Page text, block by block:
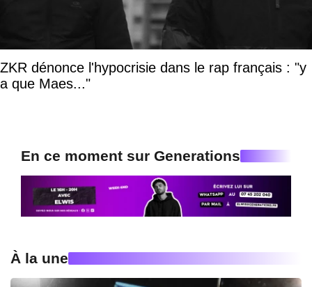
ZKR dénonce l'hypocrisie dans le rap français : "y
a que Maes..."
En ce moment sur Generations
À la une